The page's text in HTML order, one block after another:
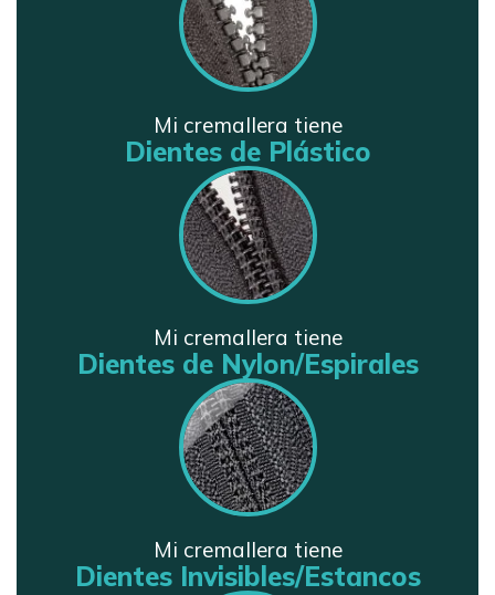
Mi cremallera tiene
Dientes de Plástico
Mi cremallera tiene
Dientes de Nylon/Espirales
Mi cremallera tiene
Dientes Invisibles/Estancos